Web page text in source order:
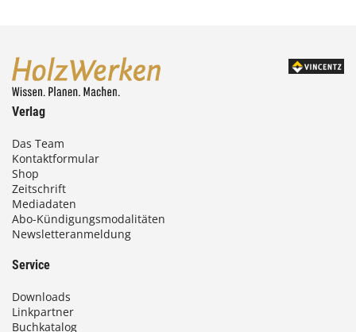
Verlag
Das Team
Kontaktformular
Shop
Zeitschrift
Mediadaten
Abo-Kündigungsmodalitäten
Newsletteranmeldung
Service
Downloads
Linkpartner
Buchkatalog